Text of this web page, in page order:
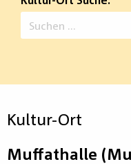
Suchen
nach:
Kultur-Ort
Muffathalle